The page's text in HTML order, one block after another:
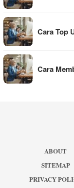
Cara Top
Cara
ABOUT
SITEMAP
PRIVACY